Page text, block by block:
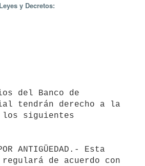
y Decretos:
del Banco de
tendrán derecho a la
los siguientes
de acuerdo con